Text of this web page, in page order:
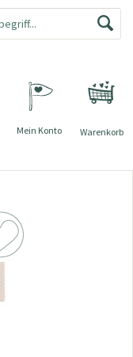
Warenkorb
Mein Konto